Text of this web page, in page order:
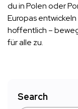
du in Polen oder
Europas
hoffentlich –
für alle zu.
Search